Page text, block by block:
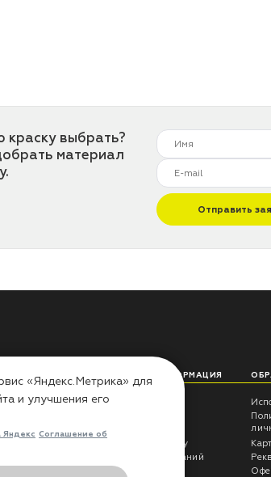
краску выбрать?
материал
Отправить
области охраны
ПОЛЕЗНАЯ ИНФОРМАЦИЯ
Советы технолога
Вопросы -ответы
Гарантия на краску
Результаты испытаний
Блог CERTA
«Яндекс.Метрика» для
и улучшения его
Яндекс Соглашение об